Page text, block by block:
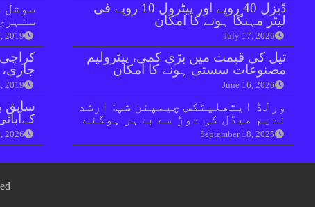
سوشل
2019
2019
سابق
2026
ڈیزل 40 روپے اور پیٹرول 10 روپے فی
لیٹر مہنگا ہونے کا امکان
July 17, 2026
تیل کی قیمت میں بڑی کمی، پیٹرولیم
مصنوعات سستی ہونے کا امکان
June 16, 2026
ورلڈ ایتھلیٹکس چیمپئن شپ: ارشد
ندیم میڈل کی دوڑ سے باہر ہوگئے
September 18, 2025